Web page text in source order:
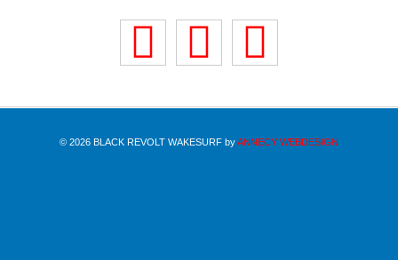
© 2026 BLACK REVOLT WAKESURF byANNECY WEBDESIGN